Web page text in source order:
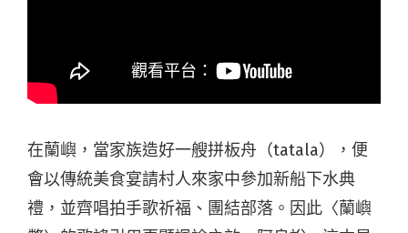
在蘭嶼，當家族造好一艘拼板舟（tatala），便
會以傳統美食宴請村人來家中參加新船下水典
禮，並齊唱拍手歌祈福、團結部落。因此〈蘭嶼